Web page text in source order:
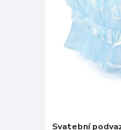
Svatební